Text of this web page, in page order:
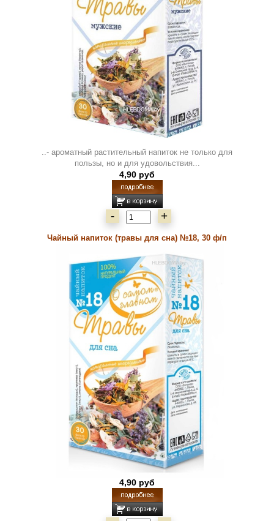
..- ароматный растительный напиток не только для
пользы, но и для удовольствия...
4,90 руб
- +
Чайный напиток (травы для сна) №18, 30 ф/п
4,90 руб